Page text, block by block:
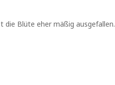
die Blüte eher mäßig ausgefallen.